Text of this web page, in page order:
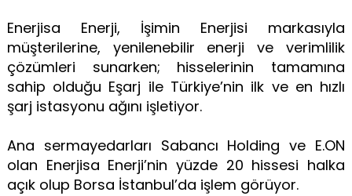
Enerjisa Enerji, İşimin Enerjisi markasıyla
müşterilerine, yenilenebilir enerji ve verimlilik
çözümleri sunarken; hisselerinin tamamına
sahip olduğu Eşarj ile Türkiye’nin ilk ve en hızlı
şarj istasyonu ağını işletiyor.
Ana sermayedarları Sabancı Holding ve E.ON
olan Enerjisa Enerji’nin yüzde 20 hissesi halka
açık olup Borsa İstanbul’da işlem görüyor.